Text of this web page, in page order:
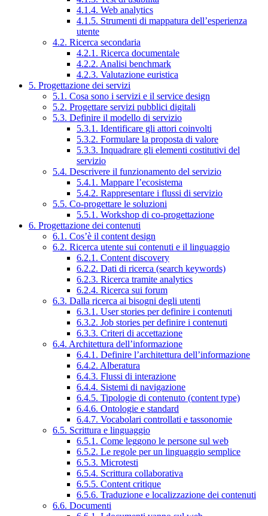
4.1.4. Web analytics
4.1.5. Strumenti di mappatura dell’esperienza
utente
4.2. Ricerca secondaria
4.2.1. Ricerca documentale
4.2.2. Analisi benchmark
4.2.3. Valutazione euristica
5. Progettazione dei servizi
5.1. Cosa sono i servizi e il service design
5.2. Progettare servizi pubblici digitali
5.3. Definire il modello di servizio
5.3.1. Identificare gli attori coinvolti
5.3.2. Formulare la proposta di valore
5.3.3. Inquadrare gli elementi costitutivi del
servizio
5.4. Descrivere il funzionamento del servizio
5.4.1. Mappare l’ecosistema
5.4.2. Rappresentare i flussi di servizio
5.5. Co-progettare le soluzioni
5.5.1. Workshop di co-progettazione
6. Progettazione dei contenuti
6.1. Cos’è il content design
6.2. Ricerca utente sui contenuti e il linguaggio
6.2.1. Content discovery
6.2.2. Dati di ricerca (search keywords)
6.2.3. Ricerca tramite analytics
6.2.4. Ricerca sui forum
6.3. Dalla ricerca ai bisogni degli utenti
6.3.1. User stories per definire i contenuti
6.3.2. Job stories per definire i contenuti
6.3.3. Criteri di accettazione
6.4. Architettura dell’informazione
6.4.1. Definire l’architettura dell’informazione
6.4.2. Alberatura
6.4.3. Flussi di interazione
6.4.4. Sistemi di navigazione
6.4.5. Tipologie di contenuto (content type)
6.4.6. Ontologie e standard
6.4.7. Vocabolari controllati e tassonomie
6.5. Scrittura e linguaggio
6.5.1. Come leggono le persone sul web
6.5.2. Le regole per un linguaggio semplice
6.5.3. Microtesti
6.5.4. Scrittura collaborativa
6.5.5. Content critique
6.5.6. Traduzione e localizzazione dei contenuti
6.6. Documenti